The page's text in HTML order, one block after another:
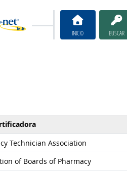
INICIO BUSCAR
Technician Association
of Boards of Pharmacy